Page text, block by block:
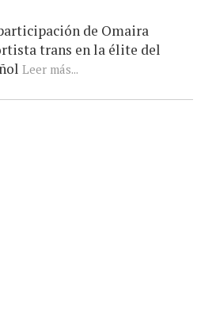
de Omaira
trans en la élite del
Leer más...